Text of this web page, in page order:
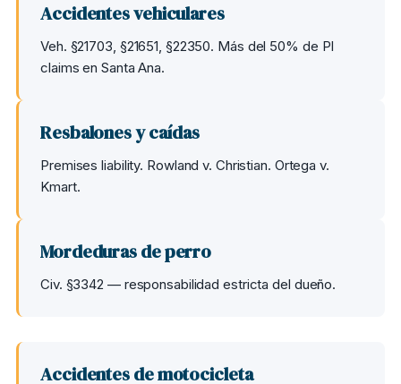
Accidentes vehiculares
Veh. §21703, §21651, §22350. Más del 50% de PI
claims en Santa Ana.
Resbalones y caídas
Premises liability. Rowland v. Christian. Ortega v.
Kmart.
Mordeduras de perro
Civ. §3342 — responsabilidad estricta del dueño.
Accidentes de motocicleta